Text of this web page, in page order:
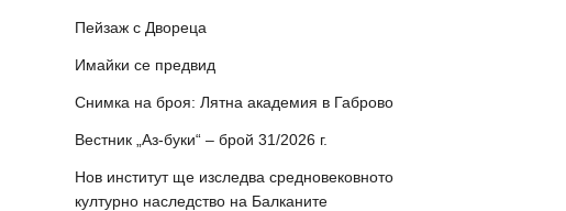
Пейзаж с Двореца
Имайки се предвид
Снимка на броя: Лятна академия в Габрово
Вестник „Аз-буки“ – брой 31/2026 г.
Нов институт ще изследва средновековното
културно наследство на Балканите